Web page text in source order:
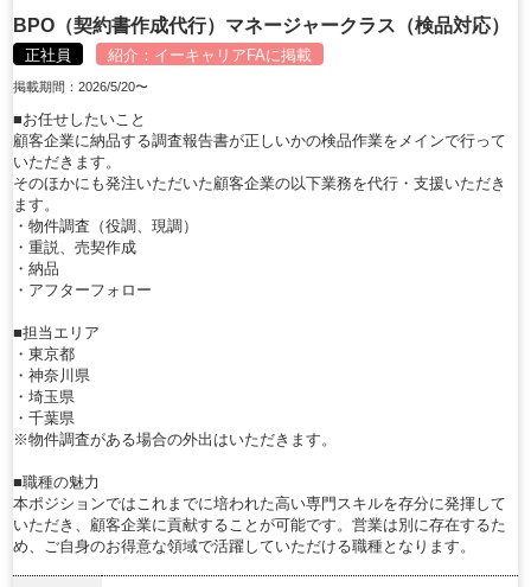
BPO（契約書作成代行）マネージャークラス（検品対応）
正社員 紹介： イーキャリアFAに掲載
掲載期間：2026/5/20〜
■お任せしたいこと
顧客企業に納品する調査報告書が正しいかの検品作業をメインで行って
いただきます。
そのほかにも発注いただいた顧客企業の以下業務を代行・支援いただき
ます。
・物件調査（役調、現調）
・重説、売契作成
・納品
・アフターフォロー
■担当エリア
・東京都
・神奈川県
・埼玉県
・千葉県
※物件調査がある場合の外出はいただきます。
■職種の魅力
本ポジションではこれまでに培われた高い専門スキルを存分に発揮して
いただき、顧客企業に貢献することが可能です。営業は別に存在するた
め、ご自身のお得意な領域で活躍していただける職種となります。